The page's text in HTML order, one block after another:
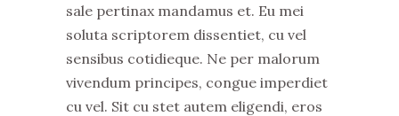
sale pertinax mandamus et. Eu mei
soluta scriptorem dissentiet, cu vel
sensibus cotidieque. Ne per malorum
vivendum principes, congue imperdiet
cu vel. Sit cu stet autem eligendi, eros